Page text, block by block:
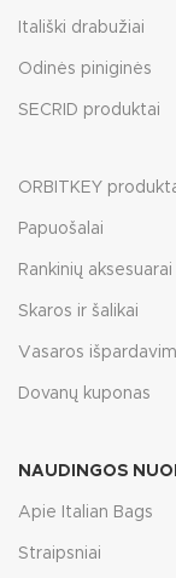
Itališki drabužiai
Odinės piniginės
SECRID produktai
ORBITKEY
Papuošalai
Rankinių aksesuarai
Skaros ir šalikai
Vasaros
Dovanų kuponas
NAUDINGOS
Apie Italian Bags
Straipsniai